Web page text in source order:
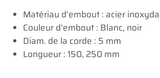
Matériau d'embout : acier
Couleur d'embout : Blanc, noir
Diam. de la corde : 5 mm
Longueur : 150, 250 mm